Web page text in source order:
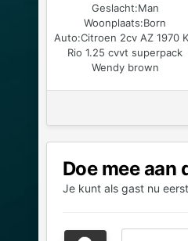
Geslacht:Man
Woonplaats:Born
Auto:Citroen 2cv AZ 1970
Rio 1.25 cvvt superpack
Wendy brown
Doe mee aan
Je kunt als gast nu